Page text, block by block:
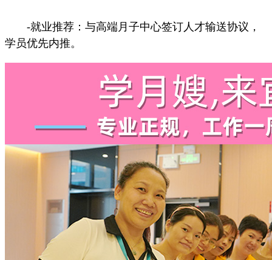
-就业推荐：与高端月子中心签订人才输送协议，
学员优先内推。